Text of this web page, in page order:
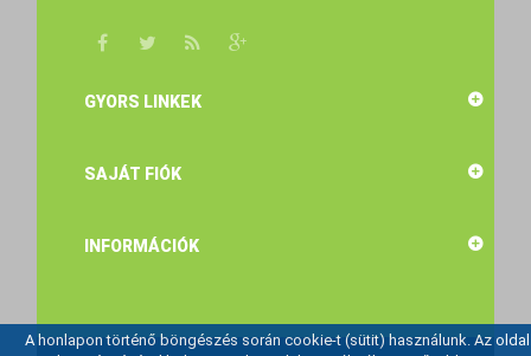
GYORS LINKEK
SAJÁT FIÓK
INFORMÁCIÓK
A honlapon történő böngészés során cookie-t (sütit) használunk. Az oldal